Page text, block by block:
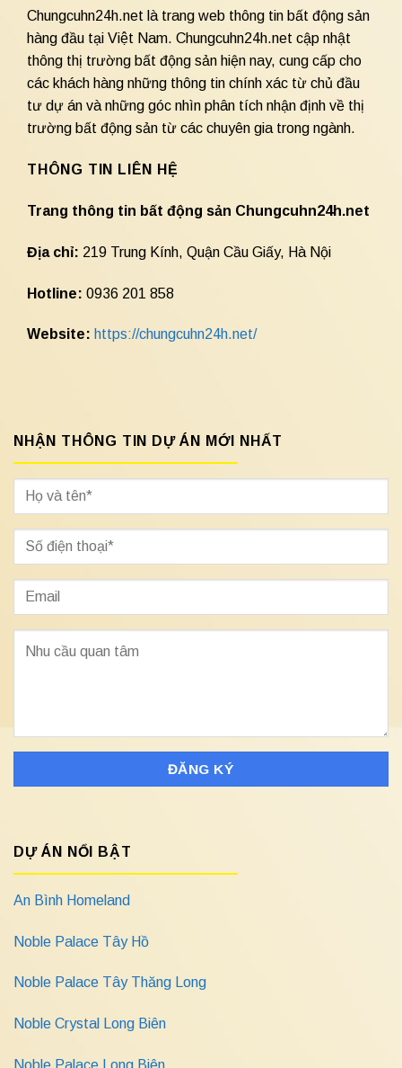
Chungcuhn24h.net là trang web thông tin bất động sản
hàng đầu tại Việt Nam. Chungcuhn24h.net cập nhật
thông thị trường bất động sản hiện nay, cung cấp cho
các khách hàng những thông tin chính xác từ chủ đầu
tư dự án và những góc nhìn phân tích nhận định về thị
trường bất động sản từ các chuyên gia trong ngành.
THÔNG TIN LIÊN HỆ
Trang thông tin bất động sản Chungcuhn24h.net
Địa chỉ: 219 Trung Kính, Quận Cầu Giấy, Hà Nội
Hotline: 0936 201 858
Website: https://chungcuhn24h.net/
NHẬN THÔNG TIN DỰ ÁN MỚI NHẤT
DỰ ÁN NỔI BẬT
An Bình Homeland
Noble Palace Tây Hồ
Noble Palace Tây Thăng Long
Noble Crystal Long Biên
Noble Palace Long Biên